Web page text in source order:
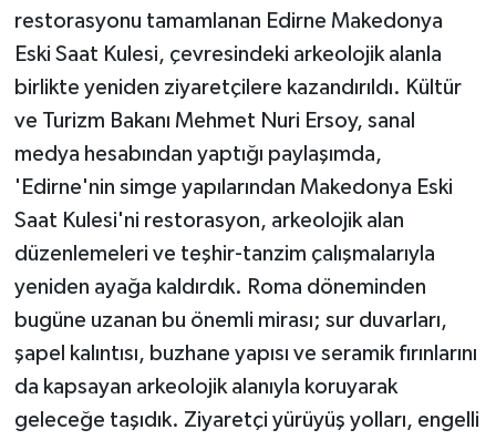
restorasyonu tamamlanan Edirne Makedonya
Eski Saat Kulesi, çevresindeki arkeolojik alanla
birlikte yeniden ziyaretçilere kazandırıldı. Kültür
ve Turizm Bakanı Mehmet Nuri Ersoy, sanal
medya hesabından yaptığı paylaşımda,
'Edirne'nin simge yapılarından Makedonya Eski
Saat Kulesi'ni restorasyon, arkeolojik alan
düzenlemeleri ve teşhir-tanzim çalışmalarıyla
yeniden ayağa kaldırdık. Roma döneminden
bugüne uzanan bu önemli mirası; sur duvarları,
şapel kalıntısı, buzhane yapısı ve seramik fırınlarını
da kapsayan arkeolojik alanıyla koruyarak
geleceğe taşıdık. Ziyaretçi yürüyüş yolları, engelli